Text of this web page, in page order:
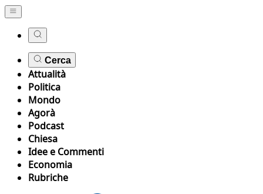
Cerca
Attualità
Politica
Mondo
Agorà
Podcast
Chiesa
Idee e Commenti
Economia
Rubriche